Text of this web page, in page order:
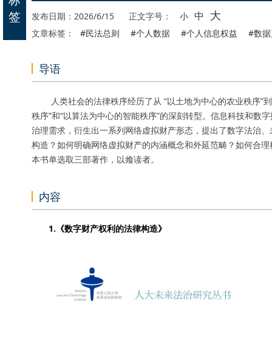
发布日期：2026/6/15 正文字号： 小 中 大
文章标签： #民法总则 #个人数据 #个人信息权益 #数
导语
人类社会的法律秩序经历了从 “以土地为中心的农业秩序”到
秩序”和“以算法为中心的智能秩序”的深刻转型。信息科技和数
治理需求，衍生出一系列网络虚拟财产形态，提出了数字法治
构造？如何明确网络虚拟财产的内涵概念和外延范畴？如何合
本书单选取三部著作，以飨读者。
内容
1.《数字财产权利的法律构造》
签